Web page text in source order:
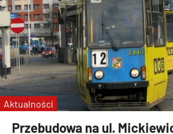
Przebudowa na ul.
Aktualności